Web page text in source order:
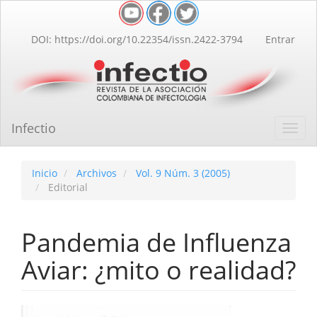
Contenido
principal
lateral
DOI: https://doi.org/10.22354/issn.2422-3794 Entrar
Infectio
Inicio Archivos
Vol. 9 Núm. 3 (2005)
Editorial
Pandemia de Influenza
Aviar: ¿mito o realidad?